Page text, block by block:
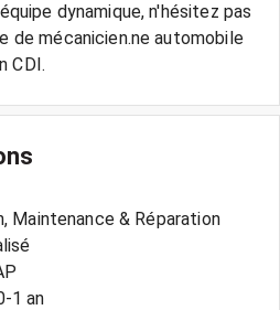
dynamique, n'hésitez pas
de mécanicien.ne automobile
Maintenance & Réparation
1 an